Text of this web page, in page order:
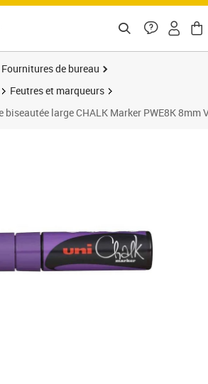
Fournitures de bureau
Feutres et marqueurs
large CHALK Marker PWE8K 8mm